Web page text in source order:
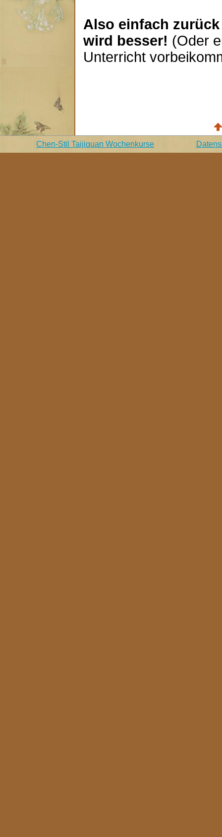
Also einfach
wird besser! (Oder
Unterricht
Chen-Stil Taijiquan Wochenkurse